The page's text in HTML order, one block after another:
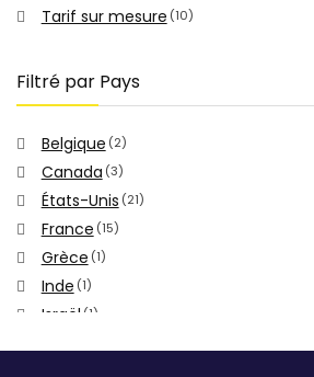
Tarif sur mesure (10)
Filtré par Pays
Belgique (2)
Canada (3)
États-Unis (21)
France (15)
Grèce (1)
Inde (1)
Israël (1)